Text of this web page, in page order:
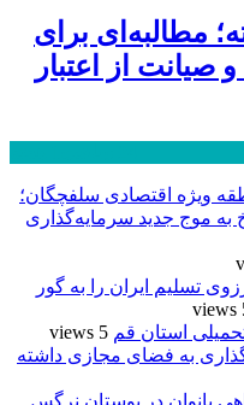
مطالبه‌ای برای
از اعتبار
به منطقه ویژه اقتصادی سلفچگان؛
به موج جدید سرمایه‌گذاری
تسلیم ایران را به گور
استان قم 5 views
به فضای مجازی داشته
بانوان در بوستان نرگس